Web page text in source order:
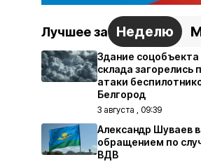
Лучшее за Неделю
Здание соцобъекта
склада загорелись
атаки
Белгород
3 августа , 09:39
Александр Шуваев
обращением по
ВДВ